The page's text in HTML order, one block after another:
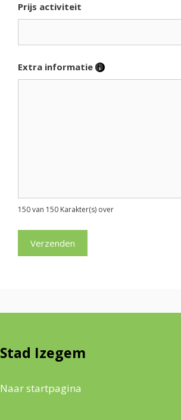
Prijs activiteit
Extra informatie
150 van 150 Karakter(s) over
Stad Izegem
Naar startpagina